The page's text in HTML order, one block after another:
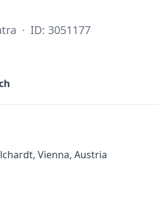
· ID: 3051177
Vienna, Austria